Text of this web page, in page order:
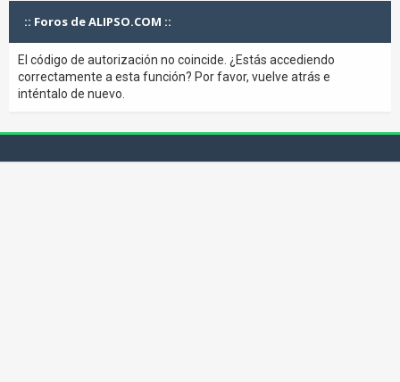
:: Foros de ALIPSO.COM ::
El código de autorización no coincide. ¿Estás accediendo
correctamente a esta función? Por favor, vuelve atrás e
inténtalo de nuevo.